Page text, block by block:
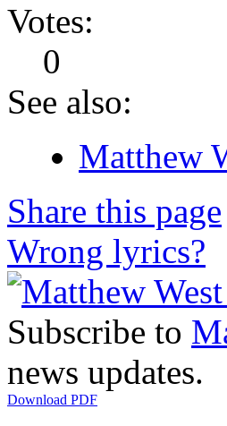
Votes:
0
See also:
Matthew
Share this page
Wrong lyrics?
Subscribe to
news updates.
Download PDF